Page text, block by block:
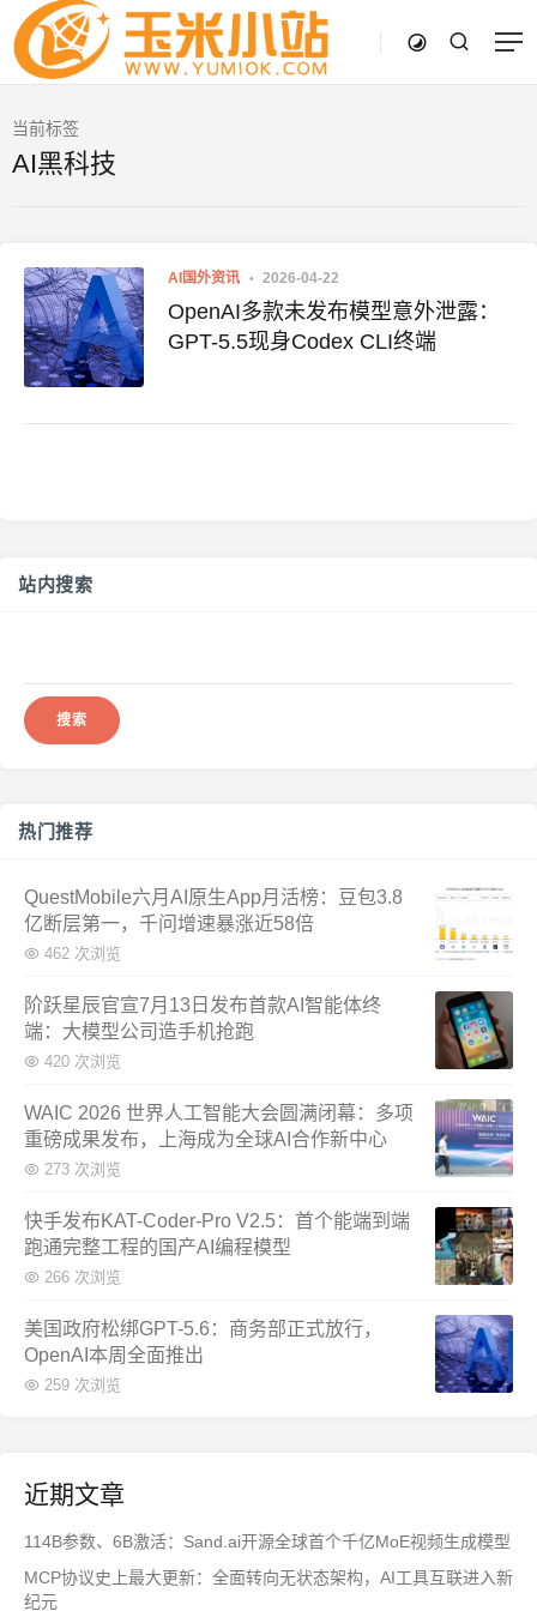
当前标签
AI黑科技
AI国外资讯 2026-04-22
OpenAI多款未发布模型意外泄露：
GPT-5.5现身Codex CLI终端
站内搜索
热门推荐
QuestMobile六月AI原生App月活榜：豆包3.8
亿断层第一，千问增速暴涨近58倍
462 次浏览
阶跃星辰官宣7月13日发布首款AI智能体终
端：大模型公司造手机抢跑
420 次浏览
WAIC 2026 世界人工智能大会圆满闭幕：多项
重磅成果发布，上海成为全球AI合作新中心
273 次浏览
快手发布KAT-Coder-Pro V2.5：首个能端到端
跑通完整工程的国产AI编程模型
266 次浏览
美国政府松绑GPT-5.6：商务部正式放行，
OpenAI本周全面推出
259 次浏览
近期文章
114B参数、6B激活：Sand.ai开源全球首个千亿MoE视频生成模型
MCP协议史上最大更新：全面转向无状态架构，AI工具互联进入新
纪元